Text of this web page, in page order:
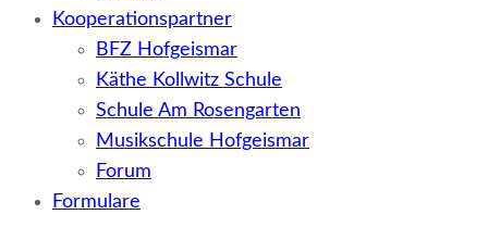
Kooperationspartner
BFZ Hofgeismar
Käthe Kollwitz Schule
Schule Am Rosengarten
Musikschule Hofgeismar
Forum
Formulare